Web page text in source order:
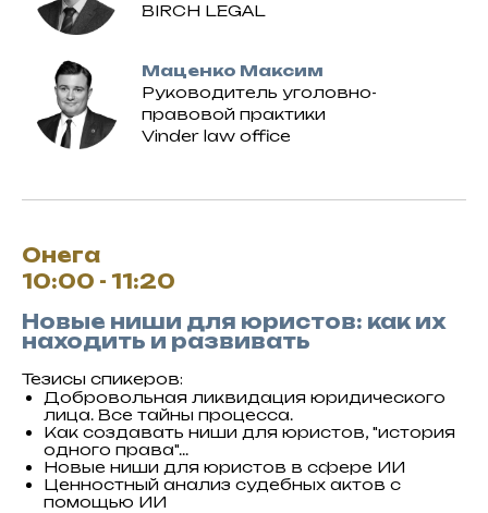
BIRCH LEGAL
Маценко Максим
Руководитель уголовно-
правовой практики
Vinder law office
Онега
10:00 - 11:20
Новые ниши для юристов: как их
находить и развивать
Тезисы спикеров:
Добровольная ликвидация юридического
лица. Все тайны процесса.
Как создавать ниши для юристов, "история
одного права"...
Новые ниши для юристов в сфере ИИ
Ценностный анализ судебных актов с
помощью ИИ